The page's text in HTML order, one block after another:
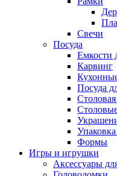
Свечи
Посуда
Емкости
Карвинг
Посуда
Формы
Игры и игрушки
Аксессуары